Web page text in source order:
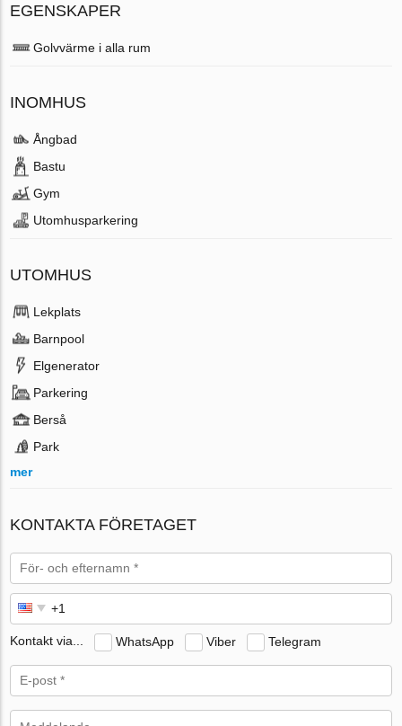
EGENSKAPER
Golvvärme i alla rum
INOMHUS
Ångbad
Bastu
Gym
Utomhusparkering
UTOMHUS
Lekplats
Barnpool
Elgenerator
Parkering
Berså
Park
mer
KONTAKTA FÖRETAGET
Kontakt via... WhatsApp Viber Telegram